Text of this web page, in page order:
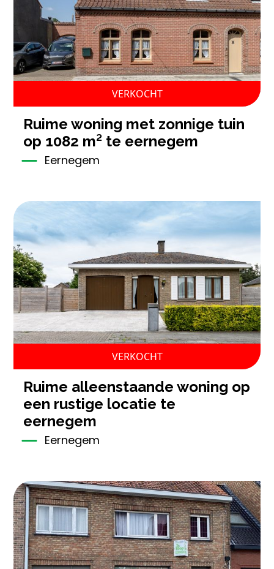
VERKOCHT
ruime woning met zonnige tuin
op 1082 m² te eernegem
Eernegem
VERKOCHT
ruime alleenstaande woning op
een rustige locatie te
eernegem
Eernegem